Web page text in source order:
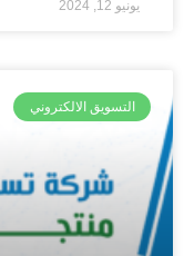
يونيو 12, 2024
التسويق الالكتروني